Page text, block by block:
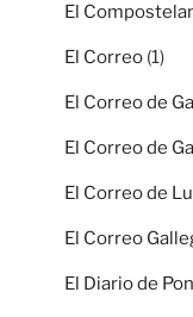
El
El Correo (1)
El Correo de
El Correo de
El Correo de
El Correo
El Diario de